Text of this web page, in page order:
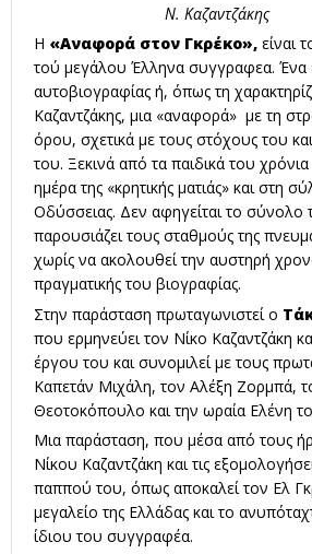
Ν. Καζαντζάκης
Η «Αναφορά στον Γκρέκο», είναι
τού μεγάλου Έλληνα συγγραφεα. Ένα
αυτοβιογραφίας ή, όπως τη
Καζαντζάκης, μια «αναφορά» με τη
όρου, σχετικά με τους στόχους του
του. Ξεκινά από τα παιδικά του
ημέρα της «κρητικής ματιάς» και στη
Οδύσσειας. Δεν αφηγείται το σύνολο
παρουσιάζει τους σταθμούς της
χωρίς να ακολουθεί την αυστηρή
πραγματικής του βιογραφίας.
Στην παράσταση πρωταγωνιστεί ο
που ερμηνεύει τον Νίκο Καζαντζάκη
έργου του και συνομιλεί με τους
Καπετάν Μιχάλη, τον Αλέξη Ζορμπά,
Θεοτοκόπουλο και την ωραία Ελένη
Μια παράσταση, που μέσα από τους
Νίκου Καζαντζάκη και τις
παππού του, όπως αποκαλεί τον Ελ
μεγαλείο της Ελλάδας και το
ίδιου του συγγραφέα.